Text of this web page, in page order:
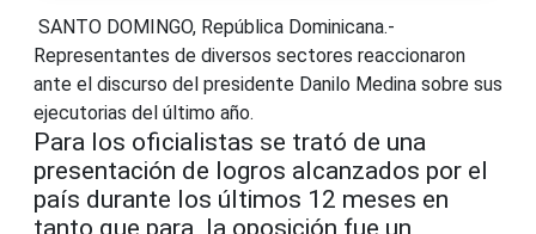
SANTO DOMINGO, República Dominicana.-
Representantes de diversos sectores reaccionaron
ante el discurso del presidente Danilo Medina sobre sus
ejecutorias del último año.
Para los oficialistas se trató de una
presentación de logros alcanzados por el
país durante los últimos 12 meses en
tanto que para la oposición fue un